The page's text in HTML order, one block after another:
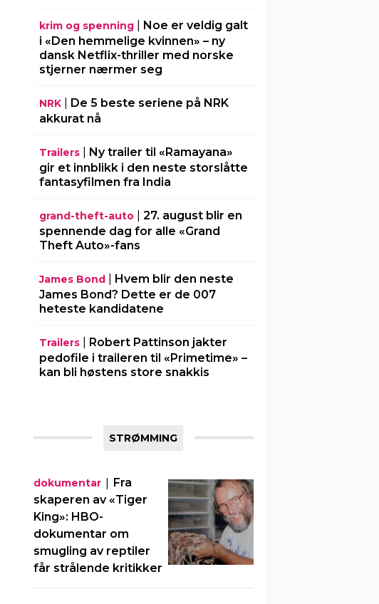
krim og spenning| Noe er veldig galt
i «Den hemmelige kvinnen» – ny
dansk Netflix-thriller med norske
stjerner nærmer seg
NRK| De 5 beste seriene på NRK
akkurat nå
Trailers| Ny trailer til «Ramayana»
gir et innblikk i den neste storslåtte
fantasyfilmen fra India
grand-theft-auto| 27. august blir en
spennende dag for alle «Grand
Theft Auto»-fans
James Bond| Hvem blir den neste
James Bond? Dette er de 007
heteste kandidatene
Trailers| Robert Pattinson jakter
pedofile i traileren til «Primetime» –
kan bli høstens store snakkis
STRØMMING
dokumentar| Fra
skaperen av «Tiger
King»: HBO-
dokumentar om
smugling av reptiler
får strålende kritikker